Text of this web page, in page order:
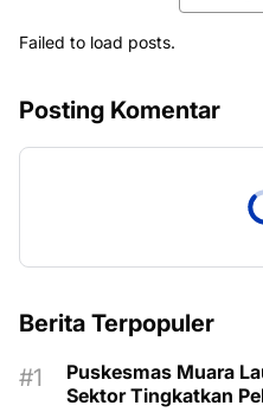
Failed to load posts.
Posting Komentar
Berita Terpopuler
Puskesmas Muara
Sektor Tingkatkan